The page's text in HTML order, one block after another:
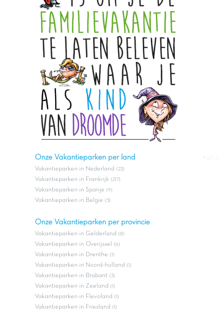
Onze Vakantieparken per land
Vakantieparken in Nederland (22)
Vakantieparken in Frankrijk (217)
Vakantieparken in Spanje (9)
Vakantieparken in Belgie (3)
Onze Vakantieparken per provincie
Vakantieparken in Gelderland (8)
Vakantieparken in Overijssel (6)
Vakantieparken in Drenthe (1)
Vakantieparken in Noord-holland (1)
Vakantieparken in Brabant (3)
Vakantieparken in Zeeland (1)
Vakantieparken in Flevoland (1)
Vakantieparken in Friesland (1)